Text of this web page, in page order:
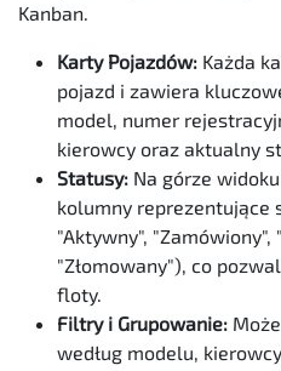
Kanban.
Karty Pojazdów: Każda
pojazd i zawiera
model, numer
kierowcy oraz aktualny
Statusy: Na górze
kolumny reprezentujące
"Aktywny", "Zamówiony",
"Złomowany"), co
floty.
Filtry i Grupowanie:
według modelu,